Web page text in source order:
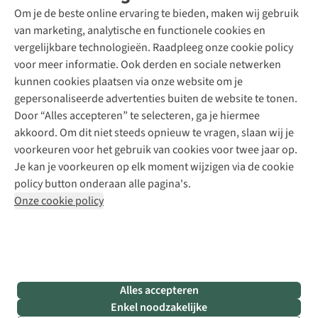
Om je de beste online ervaring te bieden, maken wij gebruik
van marketing, analytische en functionele cookies en
vergelijkbare technologieën. Raadpleeg onze cookie policy
voor meer informatie. Ook derden en sociale netwerken
kunnen cookies plaatsen via onze website om je
gepersonaliseerde advertenties buiten de website te tonen.
Door “Alles accepteren” te selecteren, ga je hiermee
akkoord. Om dit niet steeds opnieuw te vragen, slaan wij je
voorkeuren voor het gebruik van cookies voor twee jaar op.
Je kan je voorkeuren op elk moment wijzigen via de cookie
policy button onderaan alle pagina's.
Onze cookie policy
Alles accepteren
Enkel noodzakelijke
Schoenherstelling
Kledingherstelling
Retouches
Voor bedrijven
Explore Academy
Explore Camp
Gear Check
Inspiratie & advies
Meld je aan voor de nieuwsbrief
Follow us
Disclaimer Privacy Policy
Algemene voorwaarden
Cookie Policy